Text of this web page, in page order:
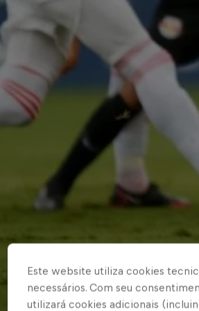
Este website utiliza cookies
necessários. Com seu
utilizará cookies adicionais